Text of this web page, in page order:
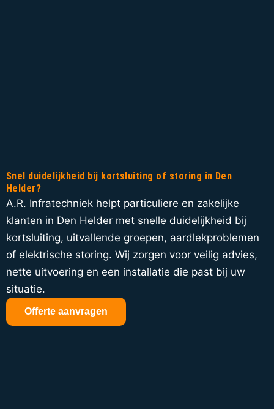
Snel duidelijkheid bij kortsluiting of storing in Den
Helder?
A.R. Infratechniek helpt particuliere en zakelijke
klanten in Den Helder met snelle duidelijkheid bij
kortsluiting, uitvallende groepen, aardlekproblemen
of elektrische storing. Wij zorgen voor veilig advies,
nette uitvoering en een installatie die past bij uw
situatie.
Offerte aanvragen